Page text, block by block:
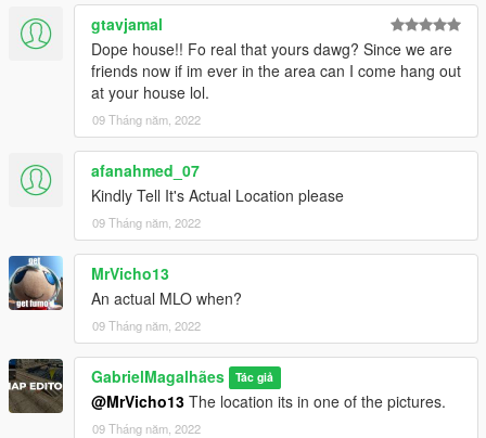
gtavjamal
Dope house!! Fo real that yours dawg? Since we are
friends now if im ever in the area can I come hang out
at your house lol.
09 Tháng năm, 2022
afanahmed_07
Kindly Tell It's Actual Location please
09 Tháng năm, 2022
MrVicho13
An actual MLO when?
09 Tháng năm, 2022
GabrielMagalhães Tác giả
@MrVicho13 The location its in one of the pictures.
09 Tháng năm, 2022